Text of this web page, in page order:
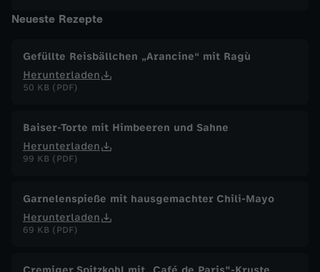
n
e
v
o
m
2
Neueste Rezepte
Gefüllte Reisbällchen „Arancine“ mit Ragù
Herunterladen
50 KB (PDF)
Baiser-Torte mit Himbeeren und Sahne
Herunterladen
99 KB (PDF)
Garnelenspieße mit hausgemachter Chili-Mayo
Herunterladen
69 KB (PDF)